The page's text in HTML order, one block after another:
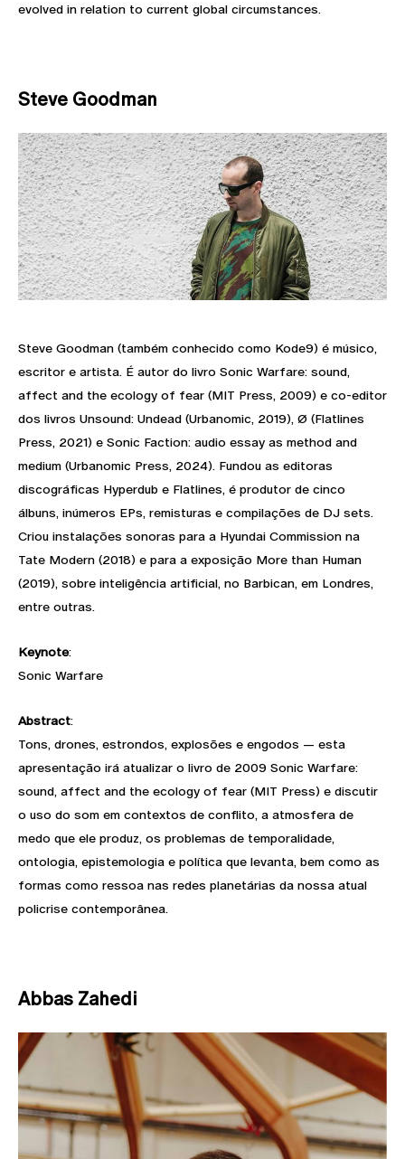
evolved in relation to current global circumstances.
Steve Goodman
Steve Goodman (também conhecido como Kode9) é músico,
escritor e artista. É autor do livro Sonic Warfare: sound,
affect and the ecology of fear (MIT Press, 2009) e co-editor
dos livros Unsound: Undead (Urbanomic, 2019), Ø (Flatlines
Press, 2021) e Sonic Faction: audio essay as method and
medium (Urbanomic Press, 2024). Fundou as editoras
discográficas Hyperdub e Flatlines, é produtor de cinco
álbuns, inúmeros EPs, remisturas e compilações de DJ sets.
Criou instalações sonoras para a Hyundai Commission na
Tate Modern (2018) e para a exposição More than Human
(2019), sobre inteligência artificial, no Barbican, em Londres,
entre outras.
Keynote:
Sonic Warfare
Abstract:
Tons, drones, estrondos, explosões e engodos — esta
apresentação irá atualizar o livro de 2009 Sonic Warfare:
sound, affect and the ecology of fear (MIT Press) e discutir
o uso do som em contextos de conflito, a atmosfera de
medo que ele produz, os problemas de temporalidade,
ontologia, epistemologia e política que levanta, bem como as
formas como ressoa nas redes planetárias da nossa atual
policrise contemporânea.
Abbas Zahedi